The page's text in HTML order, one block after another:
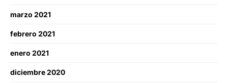
marzo 2021
febrero 2021
enero 2021
diciembre 2020